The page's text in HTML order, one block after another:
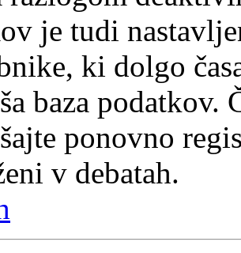
je tudi
ki dolgo
baza podatkov.
ponovno
v debatah.